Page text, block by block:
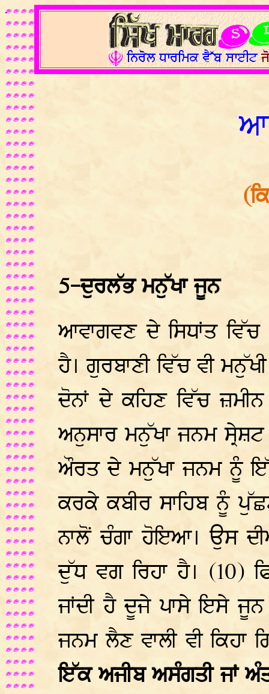
.
5-ਦੁਰਲੱਭ ਮਨੁੱਖਾ ਜੂਨ
ਆਵਾਗਵਣ ਦੇ ਸਿਧਾਂਤ
ਹੈ। ਗੁਰਬਾਣੀ ਵਿੱਚ ਵੀ
ਦੋਨਾਂ ਦੇ ਕਹਿਣ ਵਿੱਚ
ਅਨੁਸਾਰ ਮਨੁੱਖਾ ਜਨਮ
ਔਰਤ ਦੇ ਮਨੁੱਖਾ ਜਨਮ ਨੂੰ
ਕਰਕੇ ਕਬੀਰ ਸਾਹਿਬ ਨੂੰ
ਨਾਲੋਂ ਚੰਗਾ ਹੋਇਆ। ਉਸ
ਦੁੱਧ ਵਗ ਰਿਹਾ ਹੈ। (10)
ਜਾਂਦੀ ਹੈ ਦੂਜੇ ਪਾਸੇ ਇਸੇ ਜੂਨ
ਜਨਮ ਲੈਣ ਵਾਲੀ ਵੀ ਕਿਹਾ
ਇੱਕ ਅਜੀਬ ਅਸੰਗਤੀ ਜਾਂ